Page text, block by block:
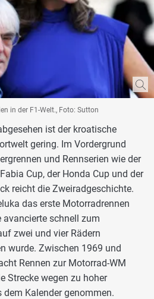
in der F1-Welt., Foto: Sutton
ist der kroatische
gering. Im Vordergrund
und Rennserien wie der
Cup, der Honda Cup und der
reicht die Zweiradgeschichte.
das erste Motorradrennen
avancierte schnell zum
zwei und vier Rädern
wurde. Zwischen 1969 und
Rennen zur Motorrad-WM
Strecke wegen zu hoher
Kalender genommen.